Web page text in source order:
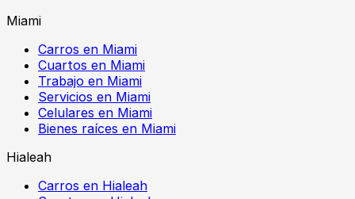
Miami
Carros en Miami
Cuartos en Miami
Trabajo en Miami
Servicios en Miami
Celulares en Miami
Bienes raíces en Miami
Hialeah
Carros en Hialeah